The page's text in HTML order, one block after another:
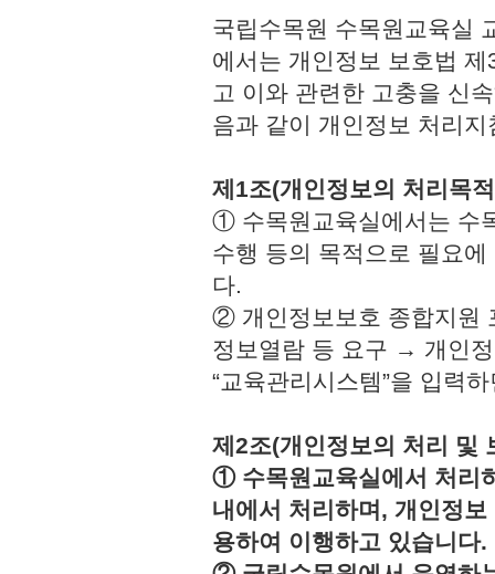
국립수목원 수목원교육실
에서는 개인정보 보호법
고 이와 관련한 고충을 신
음과 같이 개인정보 처리
제1조(개인정보의 처리목
① 수목원교육실에서는 수
수행 등의 목적으로 필요
다.
② 개인정보보호 종합지원
정보열람 등 요구 → 개인
“교육관리시스템”을 입력
제2조(개인정보의 처리 및
① 수목원교육실에서 처리
내에서 처리하며, 개인정
용하여 이행하고 있습니다.